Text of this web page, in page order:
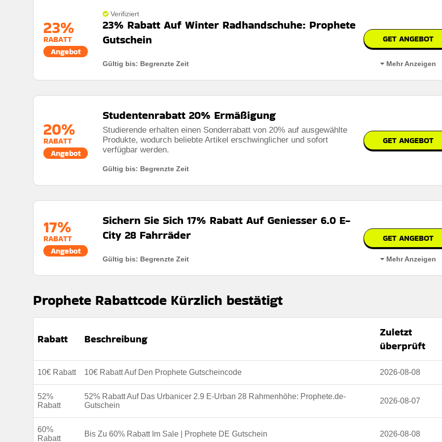
Berechtigung:Für alle Kunden
Art des Angebots:Zeitlich begrenztes angebot
Kumulierbar:
23%
RABATT
Angebot
Verifiziert
23% Rabatt Auf Winter Radhandschuhe: Prophete
Gutschein
Gültig bis: Begrenzte Zeit Mehr Anzeigen
GET ANGEBOT
Mindestkaufbetrag:Keine mindestausgaben
Berechtigung:Für alle kunden
Art des Angebots:Zeitlich begrenztes angebot
Kumulierbar: Nicht mit anderen angeboten kombinierbar
Bedingungen:Die geschäftsbedingungen finden sie auf der website des händlers
20%
RABATT
Angebot
Studentenrabatt 20% Ermäßigung
Studierende erhalten einen Sonderrabatt von 20% auf ausgewählte
Produkte, wodurch beliebte Artikel erschwinglicher und sofort
verfügbar werden.
Gültig bis: Begrenzte Zeit
GET ANGEBOT
17%
RABATT
Angebot
Sichern Sie Sich 17% Rabatt Auf Geniesser 6.0 E-
City 28 Fahrräder
Gültig bis: Begrenzte Zeit Mehr Anzeigen
GET ANGEBOT
Mindestkaufbetrag:Keine mindestausgaben
Bedingungen:Weitere Informationen finden Sie in den Nutzungsbedingungen auf der Website des Händlers.
Prophete Rabattcode Kürzlich bestätigt
Rabatt Beschreibung
Zuletzt
überprüft
10€ Rabatt 10€ Rabatt Auf Den Prophete Gutscheincode 2026-08-08
52%
Rabatt
52% Rabatt Auf Das Urbanicer 2.9 E-Urban 28 Rahmenhöhe: Prophete.de-
Gutschein
2026-08-07
60%
Rabatt
Bis Zu 60% Rabatt Im Sale | Prophete DE Gutschein 2026-08-08